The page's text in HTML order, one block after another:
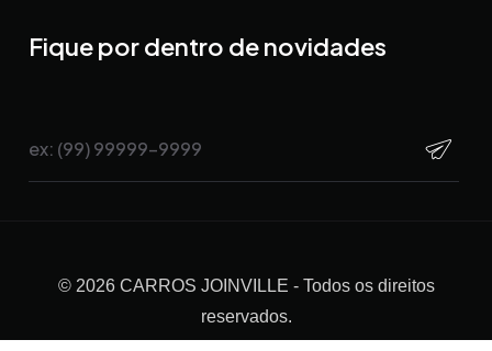
Fique por dentro de novidades
© 2026 CARROS JOINVILLE - Todos os direitos
reservados.